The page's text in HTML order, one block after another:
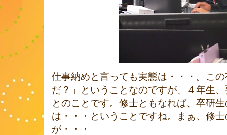
仕事納めと言っても実態は・・・。こ
だ？」ということなのですが、４年生
とのことです。修士ともなれば、卒研
は・・・ということですね。まぁ、修
が・・・